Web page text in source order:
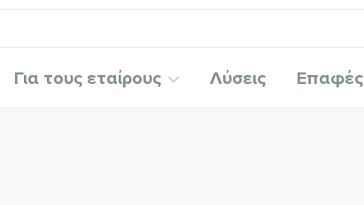
Για τους εταίρους Λύσεις Επαφές